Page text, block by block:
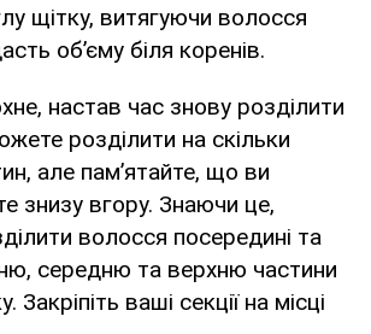
щітку, витягуючи волосся
об’єму біля коренів.
настав час знову розділити
розділити на скільки
але пам’ятайте, що ви
знизу вгору. Знаючи це,
волосся посередині та
середню та верхню частини
Закріпіть ваші секції на місці